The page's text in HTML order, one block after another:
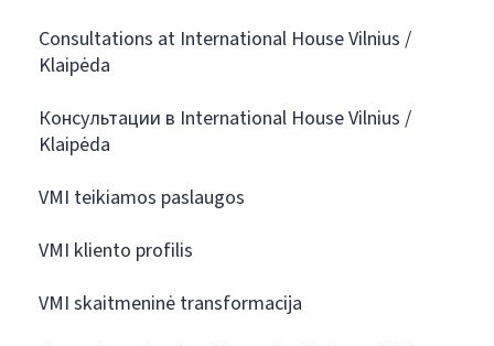
Consultations at International House Vilnius /
Klaipėda
Консультации в International House Vilnius /
Klaipėda
VMI teikiamos paslaugos
VMI kliento profilis
VMI skaitmeninė transformacija